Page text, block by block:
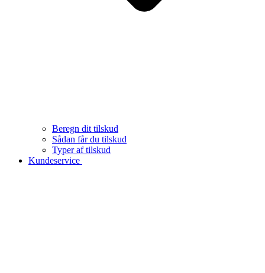
Beregn dit tilskud
Sådan får du tilskud
Typer af tilskud
Kundeservice